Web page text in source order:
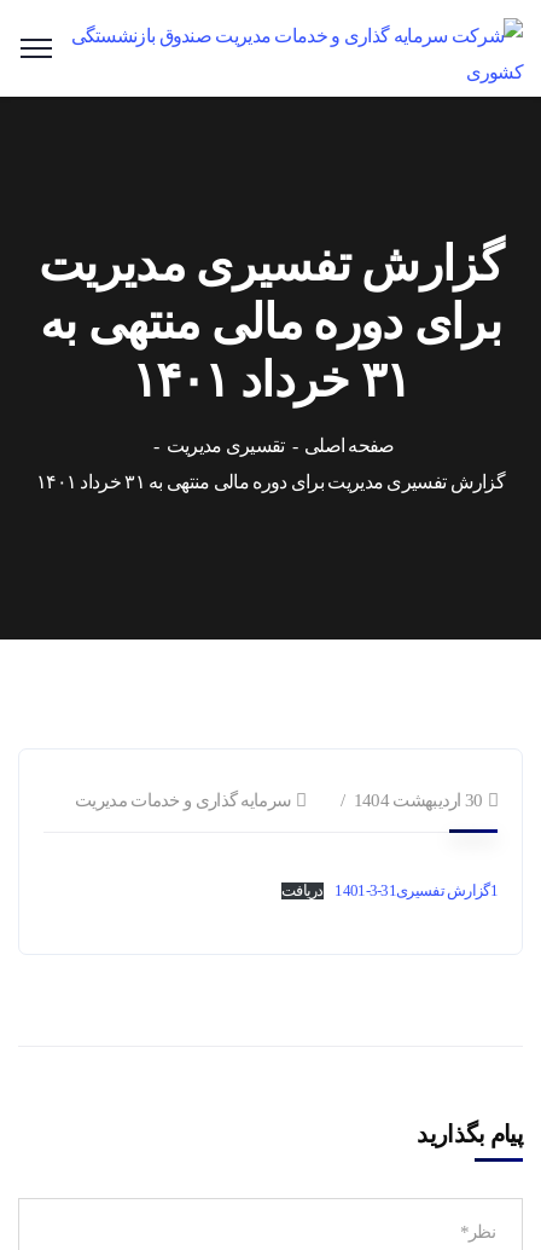
گزارش تفسیری مدیریت
برای دوره مالی منتهی به
۳۱ خرداد ۱۴۰۱
صفحه اصلی
تقسیری مدیریت
گزارش تفسیری مدیریت برای دوره مالی منتهی به ۳۱ خرداد ۱۴۰۱
30 اردیبهشت 1404 سرمایه گذاری و خدمات مدیریت
1گزارش تفسیری31-3-1401 دریافت
پیام بگذارید